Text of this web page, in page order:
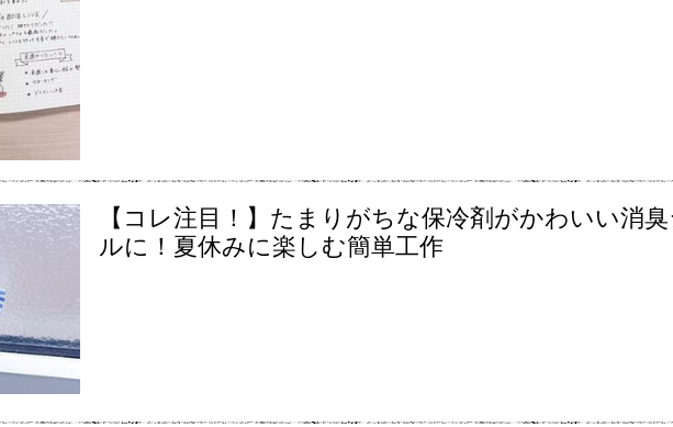
【コレ注目！】たまりがちな保冷剤がかわいい消
ルに！夏休みに楽しむ簡単工作